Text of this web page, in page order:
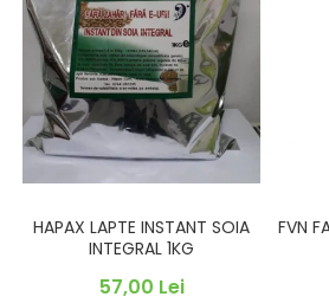
HAPAX LAPTE INSTANT SOIA
INTEGRAL 1KG
57,00 Lei
FVN